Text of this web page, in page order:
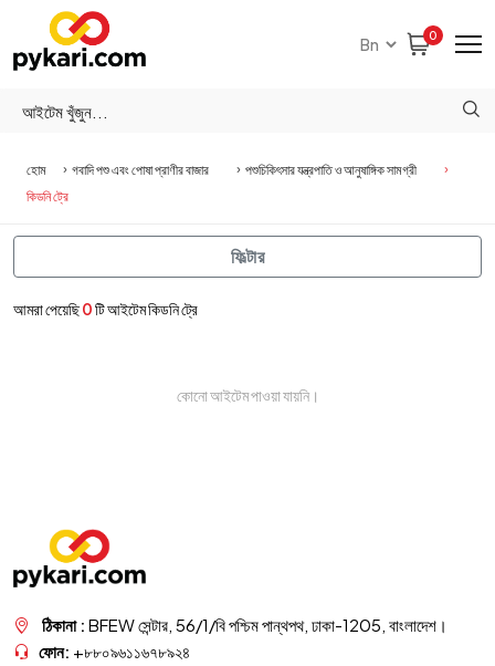
0
হোম গবাদি পশু এবং পোষা প্রাণীর বাজার
পশুচিকিৎসার যন্ত্রপাতি ও আনুষাঙ্গিক সামগ্রী
কিডনি ট্রে
আমরা পেয়েছি0টি আইটেম কিডনি ট্রে
কোনো আইটেম পাওয়া যায়নি।
ফিল্টার
ঠিকানা : BFEW সেন্টার, 56/1/বি পশ্চিম পান্থপথ, ঢাকা-1205, বাংলাদেশ।
ফোন: +৮৮০৯৬১১৬৭৮৯২৪